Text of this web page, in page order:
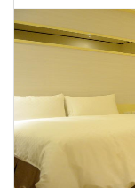
房
請
款
收
據